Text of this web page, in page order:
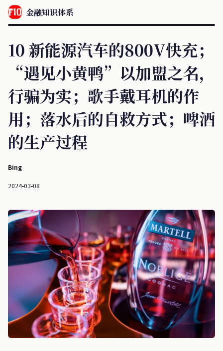
金融知识体系
10 新能源汽车的800V快充；
“遇见小黄鸭”以加盟之名，
行骗为实；歌手戴耳机的作
用；落水后的自救方式；啤酒
的生产过程
Bing
2024-03-08